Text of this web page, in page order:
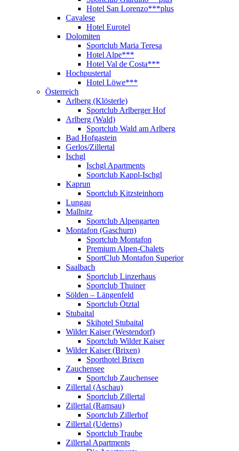
Hotel San Lorenzo***plus
Cavalese
Hotel Eurotel
Dolomiten
Sportclub Maria Teresa
Hotel Alpe***
Hotel Val de Costa***
Hochpustertal
Hotel Löwe***
Österreich
Arlberg (Klösterle)
Sportclub Arlberger Hof
Arlberg (Wald)
Sportclub Wald am Arlberg
Bad Hofgastein
Gerlos/Zillertal
Ischgl
Ischgl Apartments
Sportclub Kappl-Ischgl
Kaprun
Sportclub Kitzsteinhorn
Lungau
Mallnitz
Sportclub Alpengarten
Montafon (Gaschurn)
Sportclub Montafon
Premium Alpen-Chalets
SportClub Montafon Superior
Saalbach
Sportclub Linzerhaus
Sportclub Thuiner
Sölden – Längenfeld
Sportclub Ötztal
Stubaital
Skihotel Stubaital
Wilder Kaiser (Westendorf)
Sportclub Wilder Kaiser
Wilder Kaiser (Brixen)
Sporthotel Brixen
Zauchensee
Sportclub Zauchensee
Zillertal (Aschau)
Sportclub Zillertal
Zillertal (Ramsau)
Sportclub Zillerhof
Zillertal (Uderns)
Sportclub Traube
Zillertal Apartments